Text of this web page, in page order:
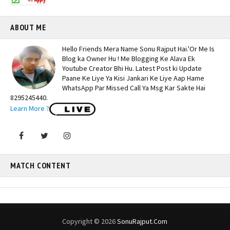
ABOUT ME
Hello Friends Mera Name Sonu Rajput Hai.'Or Me Is
Blog ka Owner Hu ! Me Blogging Ke Alava Ek
Youtube Creator Bhi Hu. Latest Post ki Update
Paane Ke Liye Ya Kisi Jankari Ke Liye Aap Hame
WhatsApp Par Missed Call Ya Msg Kar Sakte Hai
8295245440.
Learn More ?
MATCH CONTENT
Copyright © 2026SonuRajput.Com